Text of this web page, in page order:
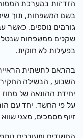
הזדהות במערכת
בשם המשפחות, תוך
גורמים נוספים, כאשר
שקלים ממשפחות שנטלו
בפעילות לא חוקית.
בהתאם לתשתית
השבוע , הבשילה
יחידת ההונאה של מחוז
על פי החשד, יחד עם
זיוף מסמכים, מצגי שווא